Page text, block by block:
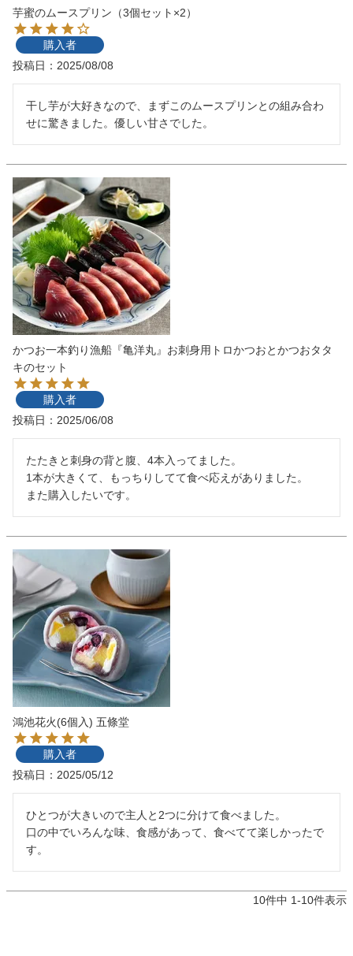
芋蜜のムースプリン（3個セット×2）
購入者
投稿日
2025/08/08
干し芋が大好きなので、まずこのムースプリンとの組み合わ
せに驚きました。優しい甘さでした。
かつお一本釣り漁船『亀洋丸』お刺身用トロかつおとかつおタタ
キのセット
購入者
投稿日
2025/06/08
たたきと刺身の背と腹、4本入ってました。
1本が大きくて、もっちりしてて食べ応えがありました。
また購入したいです。
鴻池花火(6個入) 五條堂
購入者
投稿日
2025/05/12
ひとつが大きいので主人と2つに分けて食べました。
口の中でいろんな味、食感があって、食べてて楽しかったで
す。
10件中 1-10件表示